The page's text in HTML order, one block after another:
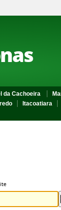
da Cachoeira
Itacoatiara